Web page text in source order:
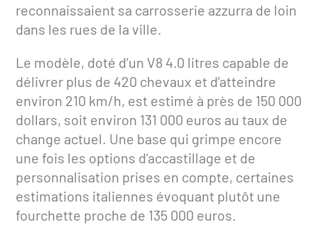
reconnaissaient sa carrosserie azzurra de loin
dans les rues de la ville.
Le modèle, doté d’un V8 4.0 litres capable de
délivrer plus de 420 chevaux et d’atteindre
environ 210 km/h, est estimé à près de 150 000
dollars, soit environ 131 000 euros au taux de
change actuel. Une base qui grimpe encore
une fois les options d’accastillage et de
personnalisation prises en compte, certaines
estimations italiennes évoquant plutôt une
fourchette proche de 135 000 euros.